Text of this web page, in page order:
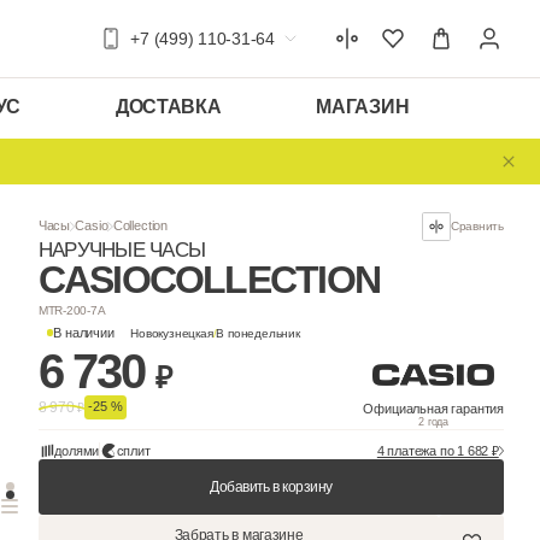
+7 (499) 110-31-64
ДОСТАВКА МАГАЗИН
Часы Casio Collection
НАРУЧНЫЕ ЧАСЫ
CASIO
₽
8 970
долями